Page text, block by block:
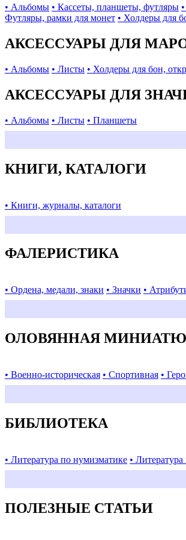
• Альбомы • Кассеты, планшеты, футляры
Футляры, рамки для монет • Холдеры для
АКСЕССУАРЫ ДЛЯ
• Альбомы • Листы • Холдеры для бон,
АКСЕССУАРЫ ДЛЯ
• Альбомы • Листы • Планшеты
КНИГИ, КАТАЛОГИ
• Книги, журналы, каталоги
ФАЛЕРИСТИКА
• Ордена, медали, знаки • Значки •
ОЛОВЯННАЯ
• Военно-историческая • Спортивная •
БИБЛИОТЕКА
• Литература по нумизматике •
ПОЛЕЗНЫЕ СТАТЬИ